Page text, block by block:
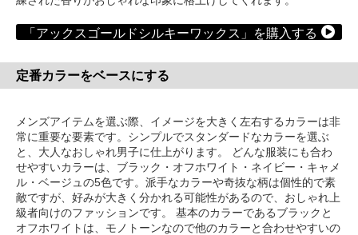
「アックスゴールドシルキーワックス」を購入する
定番カラーをベースにする
メンズアイテムを選ぶ際、イメージを大きく左右するカラーは非
常に重要な要素です。シンプルでスタンダードなカラーを選ぶ
と、大人なおしゃれ男子に仕上がります。 どんな服装にも合わ
せやすいカラーは、ブラック・オフホワイト・ネイビー・キャメ
ル・ベージュの5色です。派手なカラーや奇抜な柄は個性的で素
敵ですが、好みが大きく分かれる可能性があるので、おしゃれ上
級者向けのファッションです。 基本のカラーであるブラックと
オフホワイトは、モノトーンなので他のカラーと合わせやすいの